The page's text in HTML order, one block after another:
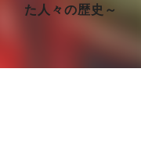
た人々の歴史～